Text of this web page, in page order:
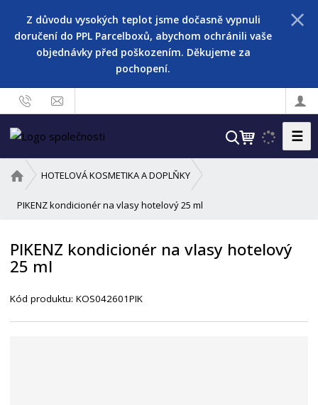
Z důvodu vysokých teplot jsme dočasně vypnuli
doručení do PPL Parcelboxů, abychom ochránili vaše
objednávky před poškozením. Děkujeme za
pochopení.
V
t
☰
v
o
s
r
HOTELOVÁ KOSMETIKA A DOPLŇKY
PIKENZ kondicionér na vlasy hotelový 25 ml
PIKENZ kondicionér na vlasy hotelový
25 ml
Kód produktu:KOS042601PIK